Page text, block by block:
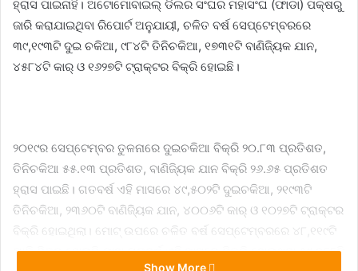
ହ୍ରାସ ପାଇନାହିଁ। ଅଟୋମୋବାଇଲ୍ ଡିଲର ସଂଘର ମହାସଂଘ (ଫାଡା) ପକ୍ଷରୁ
ଜାରି କରାଯାଇଥିବା ରିପୋର୍ଟ ଅନୁଯା‌ୟୀ, ଚଳିତ ବର୍ଷ ସେପ୍ଟେମ୍ବରରେ
୩୯,୧୯୩ଟି ଦୁଇ ଚକିଆ, ୯୮୪ଟି ତିନିଚକିଆ, ୧୭୩୧ଟି ବାଣିଜ୍ୟିକ ଯାନ,
୪୫୮୪ଟି କାର୍ ଓ ୧୬୨୭ଟି ଟ୍ରାକ୍ଟର ବିକ୍ରି ହୋଇଛି।
୨୦୧୯ର ସେପ୍ଟେମ୍ବର ତୁଳନାରେ ଦୁଇଚକିଆ ବିକ୍ରି ୨୦.୮୩ ପ୍ରତିଶତ,
ତିନିଚକିଆ ୫୫.୧୩ ପ୍ରତିଶତ, ବାଣିଜ୍ୟିକ ଯାନ ବିକ୍ରି ୨୬.୬୫ ପ୍ରତିଶତ
ହ୍ରାସ ପାଇଛି। ଗତବର୍ଷ ଏହି ମାସରେ ୪୯,୫୦୨ଟି ଦୁଇଚକିଆ, ୨୧୯୩ଟି
ତିନିଚକିଆ, ୨୩୬୦ଟି ବାଣିଜ୍ୟିକ ଯାନ, ୪୦୦୬ଟି କାର୍ ଓ ୧୦୨୭ଟି ଟ୍ରାକ୍ଟର
ବିକ୍ରି ହୋଇଥିଲା। ମୋଟ୍‌ ଉପରେ ଚଳିତ ବର୍ଷ ସେପ୍ଟେମ୍ବରରେ ୪୮,୧୧୯ଟି
ଗାଡ଼ି ବିକ୍ର ହୋଇଛି ଯାହା ଗତବର୍ଷ ଏହି ମାସରେ ବିକ୍ରି ହୋଇଥିବା ୫୯,୦୮୮ଟି
Show More